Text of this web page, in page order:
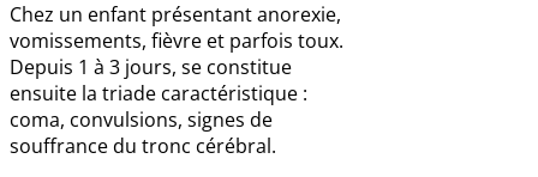
Chez un enfant présentant anorexie,
vomissements, fièvre et parfois toux.
Depuis 1 à 3 jours, se constitue
ensuite la triade caractéristique :
coma, convulsions, signes de
souffrance du tronc cérébral.